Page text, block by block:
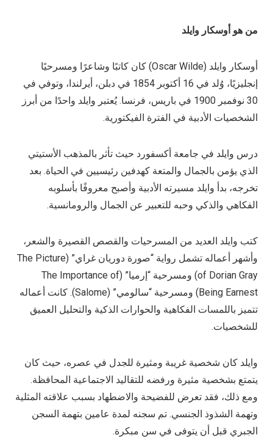
من هو أوسكار وايلد
أوسكار وايلد (Oscar Wilde) كان كاتبًا وشاعرًا ومسرحيًا
إنجليزيًا، وُلد في 16 أكتوبر 1854 في دبلن، أيرلندا، وتوفي في
30 نوفمبر 1900 في باريس، فرنسا. يُعتبر وايلد واحدًا من أبرز
الشخصيات الأدبية في الفترة الفيكتورية.
درس وايلد في جامعة أكسفورد حيث تأثر بالمذهب الأستيتي
الذي يؤمن بالجمال والمتعة كهدفين رئيسيين في الحياة. بعد
تخرجه، بدأ وايلد مسيرته الأدبية وأصبح معروفًا بأسلوبه
الفكاهي والذكي وحبه للتعبير عن الجمال والرومانسية.
كتب وايلد العديد من المسرحيات والقصص القصيرة والشعر،
وأشهر أعماله تشمل رواية “صورة دوريان غراي” (The Picture
of Dorian Gray) ومسرحية “إرميا” (The Importance of
Being Earnest) ومسرحية “سالومي” (Salome). كانت أعماله
تتميز باللمسات الفكاهية والحوارات الذكية والتحليل العميق
للشخصيات.
وايلد كان شخصية غريبة ومثيرة للجدل في عصره، حيث كان
يتمتع بشخصية مثيرة ورفضه للتقاليد الاجتماعية المحافظة.
ومع ذلك، فقد تعرض للفضيحة والاضطهاد بسبب علاقته المثلية
وتهمة الشذوذ الجنسي. تم سجنه لمدة عامين بتهمة السجن
الجبري قبل أن يتوفى في سن مبكرة.